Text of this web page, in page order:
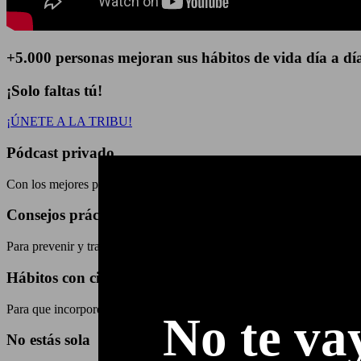
+5.000 personas mejoran sus hábitos de vida día a
¡Solo faltas tú!
¡ÚNETE A LA TRIBU!
Pódcast privado
Con los mejores profesionales
Consejos prácticos
Para prevenir y tratar cada tema
Hábitos con ciencia
Para que incorporemos, en Tribu, de manera fácil
No estás sola
No te